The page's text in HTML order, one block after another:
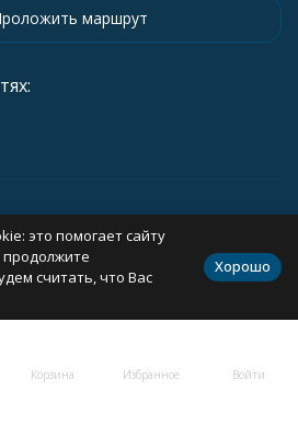
Корзина Избранное Войти
маршрут
Карта сайта
это помогает сайту
считать, что Вас
Хорошо